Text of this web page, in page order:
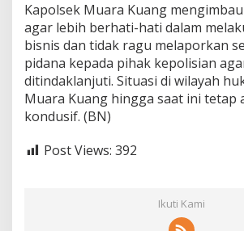
g
P
e
l
a
k
u
Kapolsek Muara Kuang
agar lebih berhati-hati dalam
bisnis dan tidak ragu melaporkan
pidana kepada pihak kepolisian
ditindaklanjuti. Situasi di wilayah
Muara Kuang hingga saat ini tetap
kondusif. (BN)
Post Views: 392
Ikuti Kami